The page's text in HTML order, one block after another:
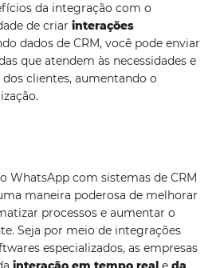
da integração com o
de criar interações
dados de CRM, você pode enviar
que atendem às necessidades e
clientes, aumentando o
WhatsApp com sistemas de CRM
maneira poderosa de melhorar
processos e aumentar o
Seja por meio de integrações
especializados, as empresas